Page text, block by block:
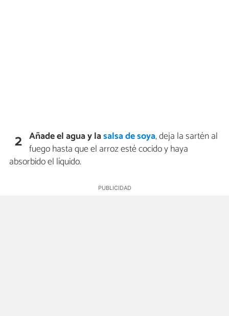
2 Añade el agua y lasalsa de soya, deja la sartén al
fuego hasta que el arroz esté cocido y haya
absorbido el líquido.